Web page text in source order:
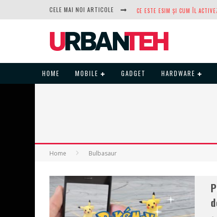
CELE MAI NOI ARTICOLE
HOME MOBILE GADGET HARDWARE
Home Bulbasaur